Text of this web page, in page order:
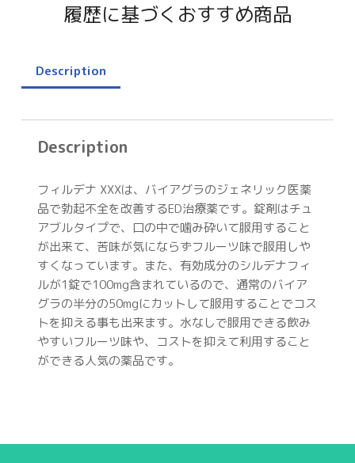
履歴に基づくおすすめ商品
Description
Description
フィルデナ XXXは、バイアグラのジェネリック医薬
品で勃起不全を改善するED治療薬です。錠剤はチュ
アブルタイプで、口の中で噛み砕いて服用すること
が出来て、苦味が気にならずフルーツ味で服用しや
すくなっています。また、有効成分のシルデナフィ
ルが1錠で100mg含まれているので、通常のバイア
グラの半分の50mgにカットして服用することでコス
トを抑える事も出来ます。水なしで服用できる飲み
やすいフルーツ味や、コストを抑えて利用すること
ができる人気の薬品です。